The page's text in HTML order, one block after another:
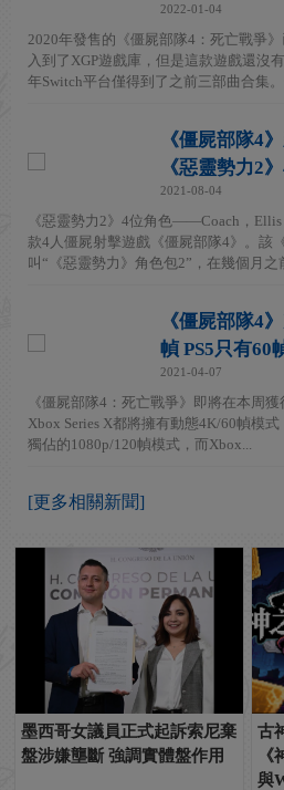
2022-01-04
2020年發售的《僵屍部隊4：死亡戰爭
入到了XGP遊戲庫，但是這款遊戲還沒
年Switch平台僅得到了之前三部曲合集
《僵屍部隊4
《惡靈勢力2
2021-08-04
《惡靈勢力2》4位角色——Coach，
款4人僵屍射擊遊戲《僵屍部隊4》。該
叫“《惡靈勢力》角色包2”，在幾個月之
《僵屍部隊4
幀 PS5只有60
2021-04-07
《僵屍部隊4：死亡戰爭》即將在本周獲
Xbox Series X都將擁有動態4K/60幀模
獨佔的1080p/120幀模式，而Xbox...
[更多相關新聞]
墨西哥女議員正式起訴索尼棄
盤涉嫌壟斷 強調實體盤作用
古
與